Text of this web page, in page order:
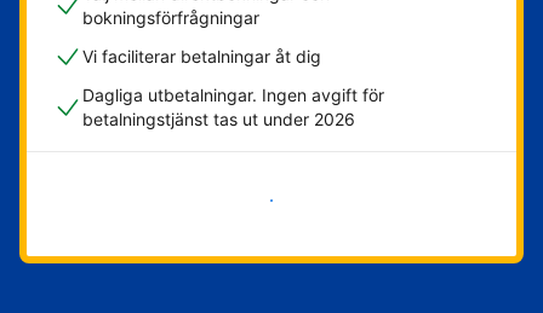
bokningsförfrågningar
Vi faciliterar betalningar åt dig
Dagliga utbetalningar. Ingen avgift för
betalningstjänst tas ut under 2026
Kom igång nu